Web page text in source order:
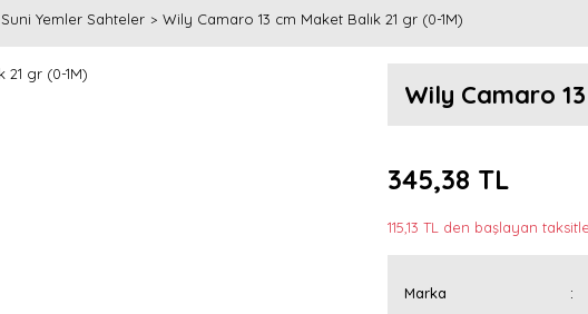
Suni Yemler Sahteler Wily Camaro 13 cm Maket Balık 21 gr (0-1M)
Wily Camaro
345,38 TL
115,13 TL den başlayan
Marka